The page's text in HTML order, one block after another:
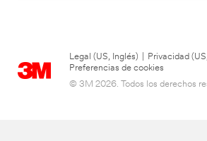
Legal (US, Inglés) Privacidad
Preferencias de cookies
© 3M 2026. Todos los derechos